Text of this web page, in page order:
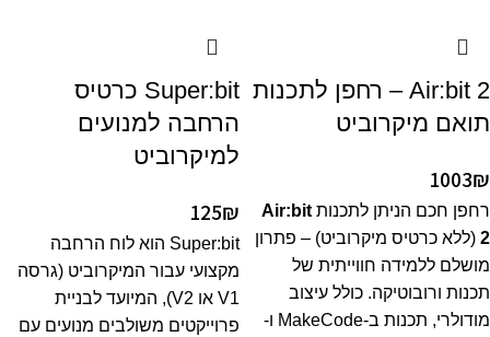
Air:bit 2 – רחפן לתכנות
תואם מיקרוביט
1003₪
רחפן חכם הניתן לתכנות Air:bit
2 (ללא כרטיס מיקרוביט) – פתרון
מושלם ללמידה חווייתית של
תכנות ורובוטיקה. כולל עיצוב
מודולרי, תכנות ב-MakeCode ו-
Super:bit כרטיס
הרחבה למנועים
למיקרוביט
125₪
Super:bit הוא לוח הרחבה
מקצועי עבור המיקרוביט (גרסה
V1 או V2), המיועד לבניית
פרוייקטים משולבים מנועים עם